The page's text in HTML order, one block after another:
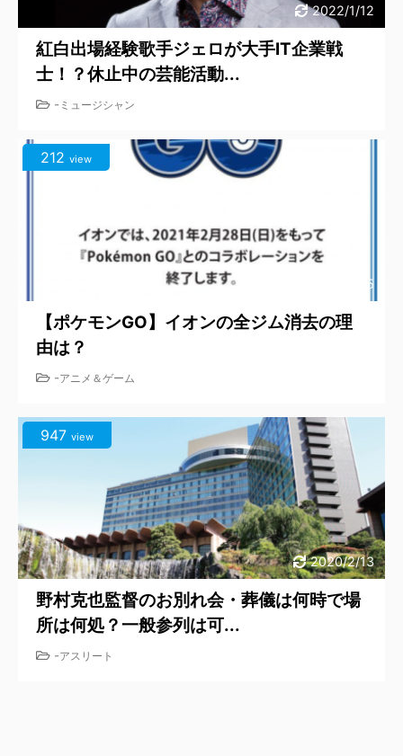
2022/1/12
紅白出場経験歌手ジェロが大手IT企業戦
士！？休止中の芸能活動...
- ミュージシャン
2021/2/25
212 view
【ポケモンGO】イオンの全ジム消去の理
由は？
-アニメ＆ゲーム
2020/2/13
947 view
野村克也監督のお別れ会・葬儀は何時で場
所は何処？一般参列は可...
-アスリート